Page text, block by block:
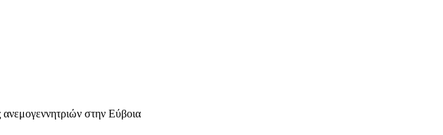
στην Εύβοια